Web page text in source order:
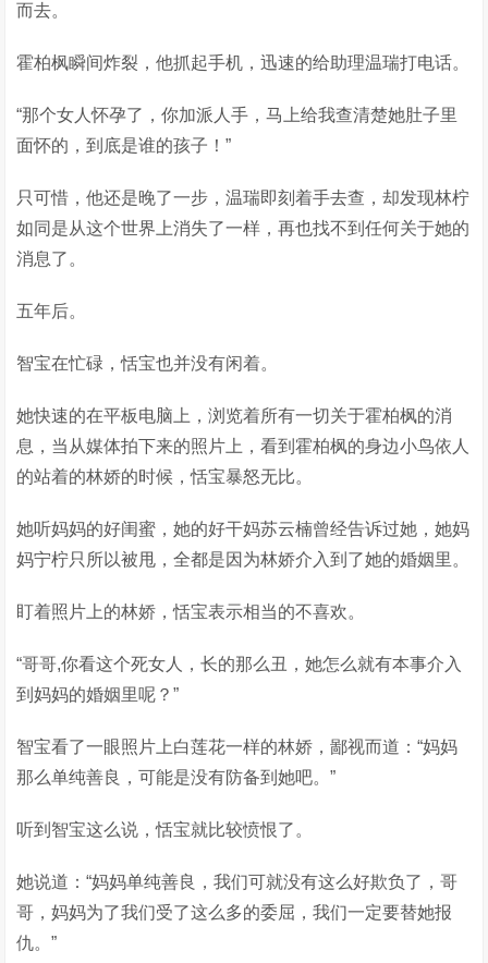
而去。
霍柏枫瞬间炸裂，他抓起手机，迅速的给助理温瑞打电话。
“那个女人怀孕了，你加派人手，马上给我查清楚她肚子里
面怀的，到底是谁的孩子！”
只可惜，他还是晚了一步，温瑞即刻着手去查，却发现林柠
如同是从这个世界上消失了一样，再也找不到任何关于她的
消息了。
五年后。
智宝在忙碌，恬宝也并没有闲着。
她快速的在平板电脑上，浏览着所有一切关于霍柏枫的消
息，当从媒体拍下来的照片上，看到霍柏枫的身边小鸟依人
的站着的林娇的时候，恬宝暴怒无比。
她听妈妈的好闺蜜，她的好干妈苏云楠曾经告诉过她，她妈
妈宁柠只所以被甩，全都是因为林娇介入到了她的婚姻里。
盯着照片上的林娇，恬宝表示相当的不喜欢。
“哥哥,你看这个死女人，长的那么丑，她怎么就有本事介入
到妈妈的婚姻里呢？”
智宝看了一眼照片上白莲花一样的林娇，鄙视而道：“妈妈
那么单纯善良，可能是没有防备到她吧。”
听到智宝这么说，恬宝就比较愤恨了。
她说道：“妈妈单纯善良，我们可就没有这么好欺负了，哥
哥，妈妈为了我们受了这么多的委屈，我们一定要替她报
仇。”